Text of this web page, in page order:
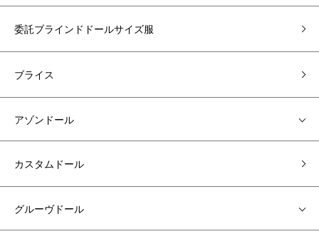
委託ブラインドドールサイズ服
ブライス
アゾンドール
カスタムドール
グルーヴドール